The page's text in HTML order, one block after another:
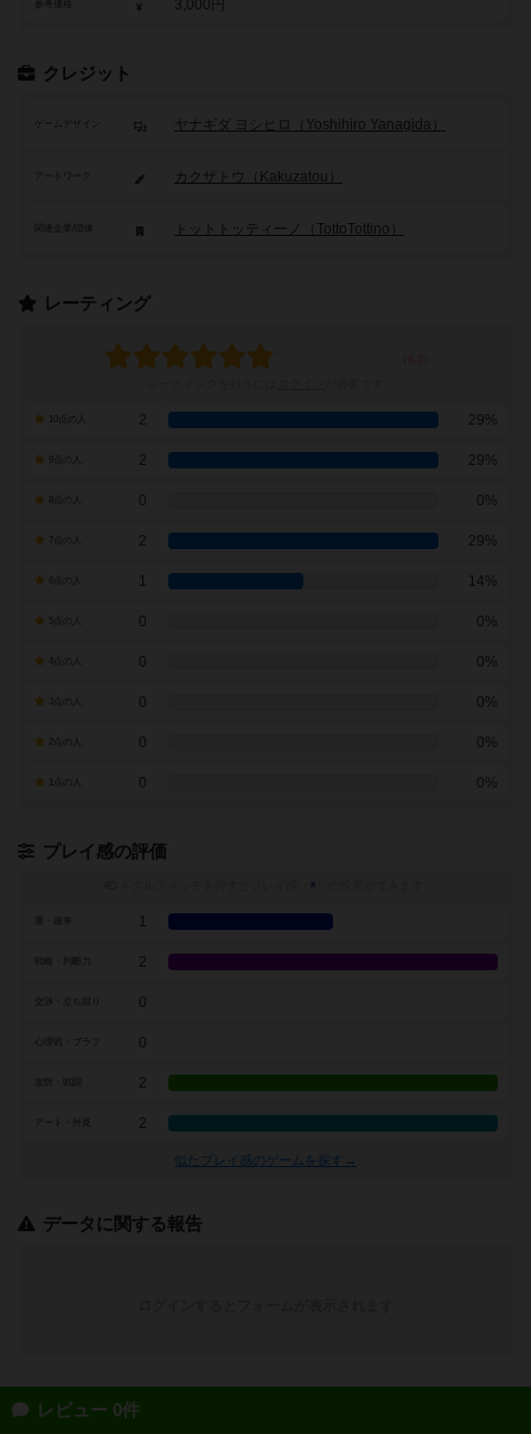
参考価格 3,000円
クレジット
ゲームデザイン ヤナギダ ヨシヒロ（Yoshihiro Yanagida）
アートワーク カクザトウ（Kakuzatou）
トットトッティーノ（TottoTottino）
レーティング
2 29%
2 29%
0 0%
7点の人 2 29%
1 14%
0 0%
0 0%
0 0%
0 0%
0 0%
プレイ感の評価
※
1
戦略・判断力 2
0
0
2
アート・外見 2
似たプレイ感のゲームを探す→
データに関する報告
レビュー 0件